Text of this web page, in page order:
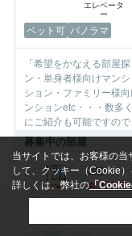
エレベータ
ー
ペット可 パノラマ
「希望をかなえる部屋
ン・単身者様向けマン
ション・ファミリー様
ンションetc・・・数多
にご紹介も可能ですの
募集中の部屋
2階
6.3万円
2階 /
当サイトでは、お客様の
して、クッキー（Cookie）
詳しくは、弊社の「Cookie